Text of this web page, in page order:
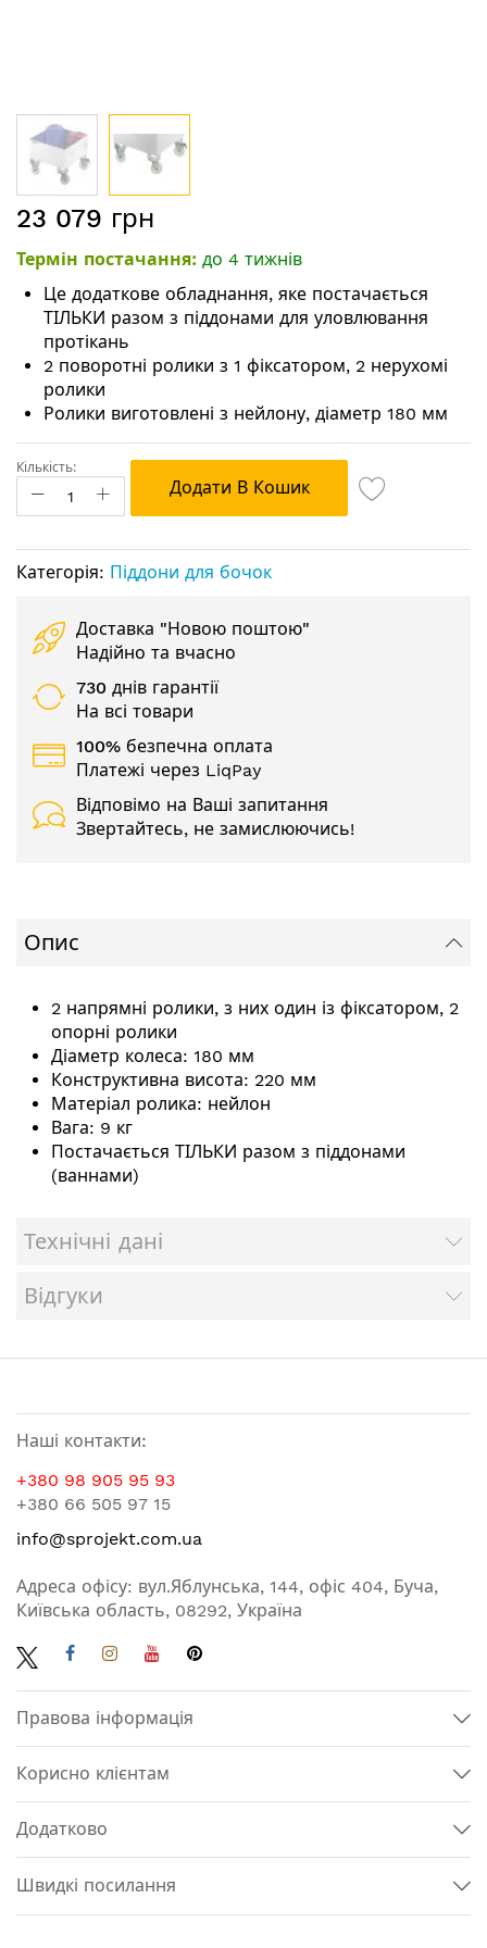
Перейти
до
галереї
зображень
23 079 грн
Термін постачання: до 4 тижнів
Це додаткове обладнання, яке постачається
ТІЛЬКИ разом з піддонами для уловлювання
протікань
2 поворотні ролики з 1 фіксатором, 2 нерухомі
ролики
Ролики виготовлені з нейлону, діаметр 180 мм
Кількість:
Додати В Кошик
Категорія: Піддони для бочок
Доставка "Новою поштою"
Надійно та вчасно
730 днів гарантії
На всі товари
100% безпечна оплата
Платежі через LiqPay
Відповімо на Ваші запитання
Звертайтесь, не замислюючись!
Опис
2 напрямні ролики, з них один із фіксатором, 2
опорні ролики
Діаметр колеса: 180 мм
Конструктивна висота: 220 мм
Матеріал ролика: нейлон
Вага: 9 кг
Постачається ТІЛЬКИ разом з піддонами
(ваннами)
Технічні дані
Відгуки
Наші контакти:
+380 98 905 95 93
+380 66 505 97 15
info@sprojekt.com.ua
Адреса офісу: вул.Яблунська, 144, офіс 404, Буча,
Київська область, 08292, Україна
Правова інформація
Корисно клієнтам
Додатково
Швидкі посилання